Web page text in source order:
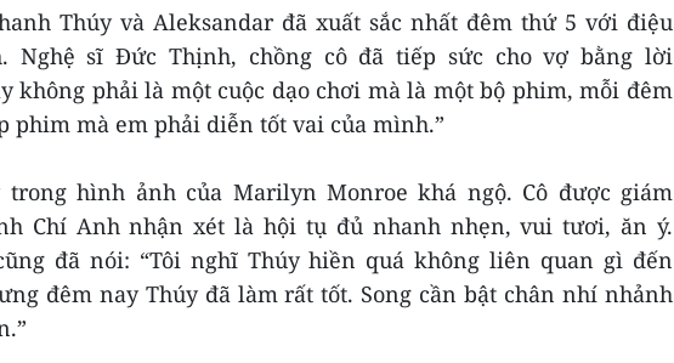
Thúy và Aleksandar đã xuất sắc nhất đêm thứ 5 với điệu
Nghệ sĩ Đức Thịnh, chồng cô đã tiếp sức cho vợ bằng lời
không phải là một cuộc dạo chơi mà là một bộ phim, mỗi đêm
phim mà em phải diễn tốt vai của mình.”
trong hình ảnh của Marilyn Monroe khá ngộ. Cô được giám
Chí Anh nhận xét là hội tụ đủ nhanh nhẹn, vui tươi, ăn ý.
đã nói: “Tôi nghĩ Thúy hiền quá không liên quan gì đến
đêm nay Thúy đã làm rất tốt. Song cần bật chân nhí nhảnh